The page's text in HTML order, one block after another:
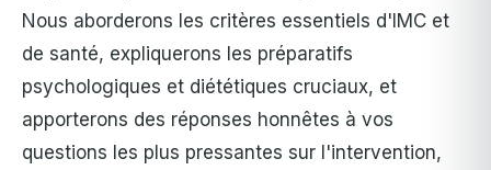
Nous aborderons les critères essentiels d'IMC et
de santé, expliquerons les préparatifs
psychologiques et diététiques cruciaux, et
apporterons des réponses honnêtes à vos
questions les plus pressantes sur l'intervention,